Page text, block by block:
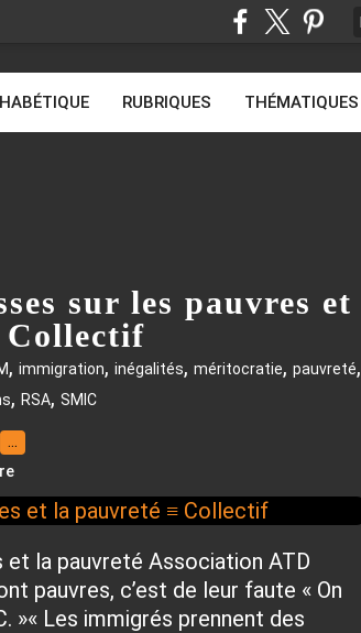
RUBRIQUES THÉMATIQUES
sur les pauvres et
Collectif
, immigration, inégalités, méritocratie, pauvreté,
, RSA, SMIC
…
et la pauvreté Association ATD
pauvres, c’est de leur faute « On
»« Les immigrés prennent des